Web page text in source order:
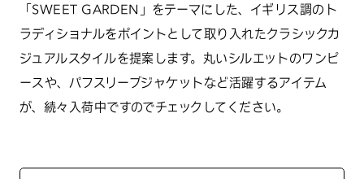
「SWEET GARDEN」をテーマにした、イギリス調のト
ラディショナルをポイントとして取り入れたクラシックカ
ジュアルスタイルを提案します。丸いシルエットのワンピ
ースや、パフスリーブジャケットなど活躍するアイテム
が、続々入荷中ですのでチェックしてください。